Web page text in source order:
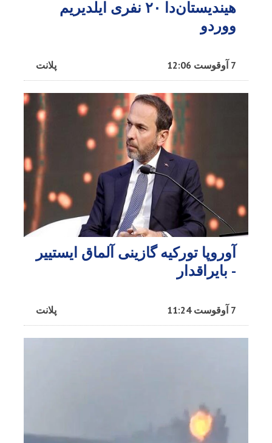
هیندیستان‌دا ۲۰ نفری ایلدیریم
ووردو
پلانت 7 آوقوست 12:06
آوروپا تورکیه گازینی آلماق ایستییر
- بایراقدار
پلانت 7 آوقوست 11:24